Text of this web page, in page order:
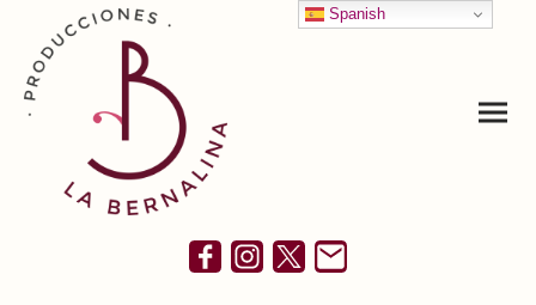
Spanish